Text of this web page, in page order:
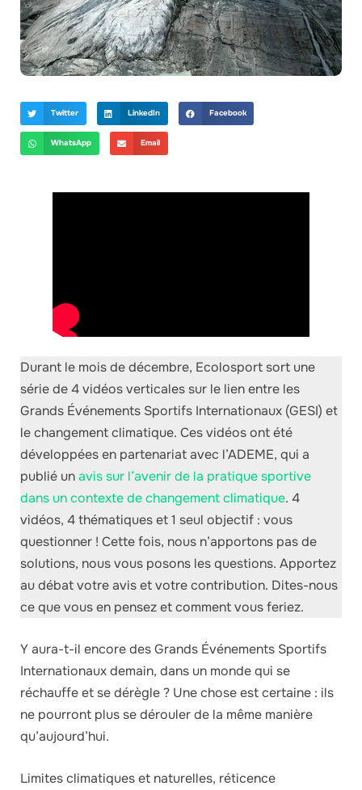
Twitter LinkedIn Facebook
WhatsApp Email
Durant le mois de décembre, Ecolosport sort une
série de 4 vidéos verticales sur le lien entre les
Grands Événements Sportifs Internationaux (GESI) et
le changement climatique. Ces vidéos ont été
développées en partenariat avec l’ADEME, qui a
publié unavis sur l’avenir de la pratique sportive
dans un contexte de changement climatique. 4
vidéos, 4 thématiques et 1 seul objectif : vous
questionner ! Cette fois, nous n’apportons pas de
solutions, nous vous posons les questions. Apportez
au débat votre avis et votre contribution. Dites-nous
ce que vous en pensez et comment vous feriez.
Y aura-t-il encore des Grands Événements Sportifs
Internationaux demain, dans un monde qui se
réchauffe et se dérègle ? Une chose est certaine : ils
ne pourront plus se dérouler de la même manière
qu’aujourd’hui.
Limites climatiques et naturelles, réticence